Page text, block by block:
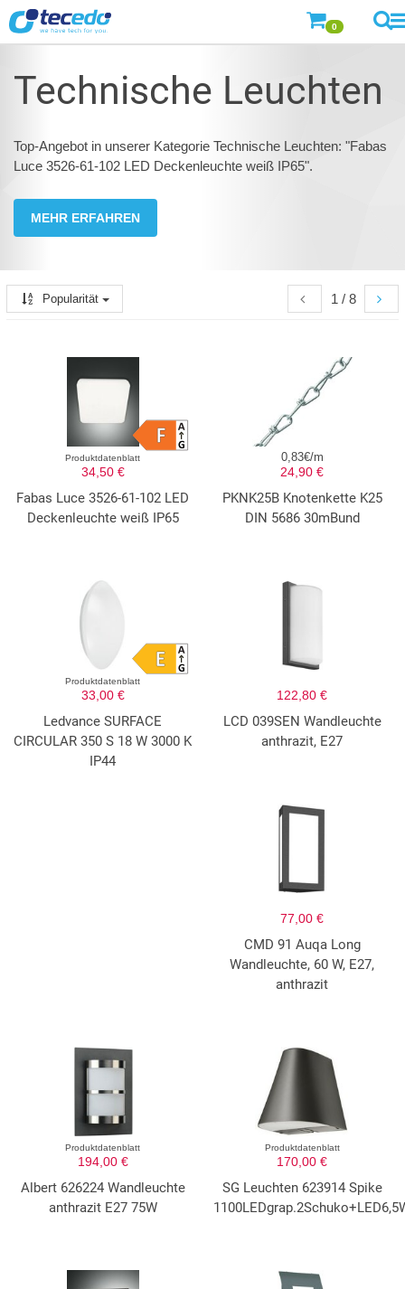
0
Technische Leuchten
Top-Angebot in unserer Kategorie Technische Leuchten: "Fabas
Luce 3526-61-102 LED Deckenleuchte weiß IP65".
MEHR ERFAHREN
1 / 8
Popularität
Produktdatenblatt
34,50 €
Fabas Luce 3526-61-102 LED
Deckenleuchte weiß IP65
0,83€/m
24,90 €
PKNK25B Knotenkette K25
DIN 5686 30mBund
Produktdatenblatt
33,00 €
Ledvance SURFACE
CIRCULAR 350 S 18 W 3000 K
IP44
122,80 €
LCD 039SEN Wandleuchte
anthrazit, E27
77,00 €
CMD 91 Auqa Long
Wandleuchte, 60 W, E27,
anthrazit
Produktdatenblatt
194,00 €
Albert 626224 Wandleuchte
anthrazit E27 75W
Produktdatenblatt
170,00 €
SG Leuchten 623914 Spike